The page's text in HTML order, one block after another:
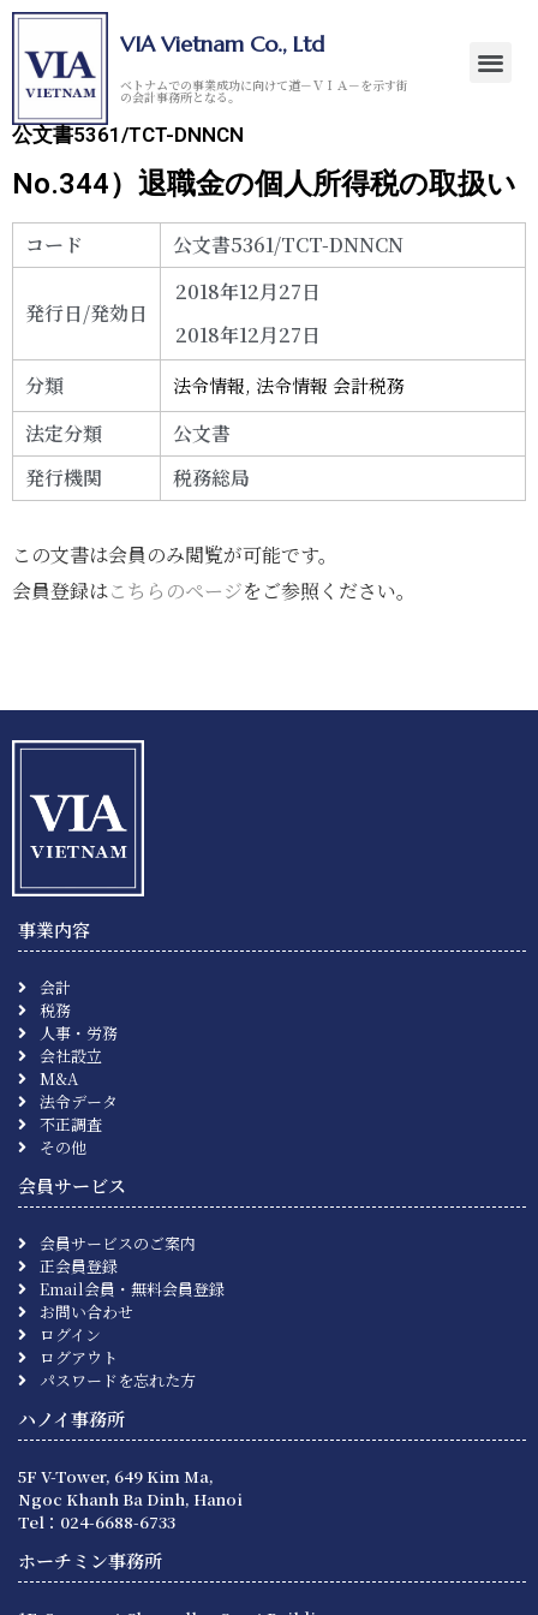
VIA Vietnam Co., Ltd
ベトナムでの事業成功に向けて道－ＶＩＡ－を示す街
の会計事務所となる。
公文書5361/TCT-DNNCN
No.344）退職金の個人所得税の取扱い
コード 公文書5361/TCT-DNNCN
発行日/発効日
2018年12月27日
2018年12月27日
分類
法令情報,法令情報 会計税務
法定分類
公文書
発行機関
税務総局
この文書は会員のみ閲覧が可能です。
会員登録はこちらのページをご参照ください。
事業内容
会計
税務
人事・労務
会社設立
M&A
法令データ
不正調査
その他
会員サービス
会員サービスのご案内
正会員登録
Email会員・無料会員登録
お問い合わせ
ログイン
ログアウト
パスワードを忘れた方
ハノイ事務所
5F V-Tower, 649 Kim Ma,
Ngoc Khanh Ba Dinh, Hanoi
Tel：024-6688-6733
ホーチミン事務所